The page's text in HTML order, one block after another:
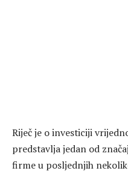
Riječ je o investiciji
predstavlja jedan od
firme u posljednjih